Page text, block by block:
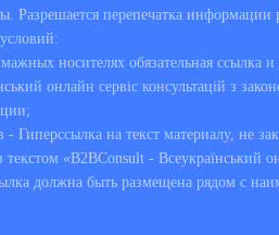
Разрешается перепечатка
носителях обязательная ссылка и
онлайн сервіс консультацій з
- Гиперссылка на текст материалу, не
«B2BConsult - Всеукраїнський
должна быть размещена рядом с